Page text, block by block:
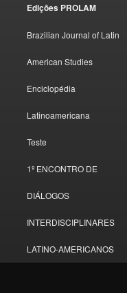
Edições PROLAM
Brazilian Journal of Latin
American Studies
Enciclopédia
Latinoamericana
Teste
1º ENCONTRO DE
DIÁLOGOS
INTERDISCIPLINARES
LATINO-AMERICANOS